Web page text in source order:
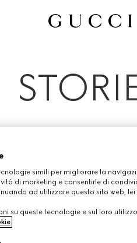
simili per migliorare la
di marketing e consentirle di
ad utilizzare questo sito web,
su queste tecnologie e sul loro